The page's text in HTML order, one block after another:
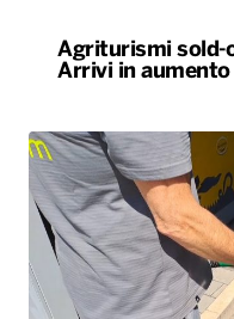
Agriturismi sold-
Arrivi in aumento